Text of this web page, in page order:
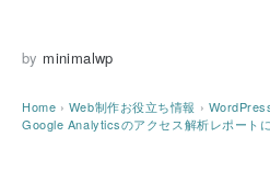
by minimalwp
Home › Web制作お役立ち情報 ›
Google Analyticsのアクセス解析レポート